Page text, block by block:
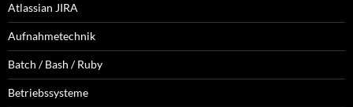
Atlassian JIRA
Aufnahmetechnik
Batch / Bash / Ruby
Betriebssysteme